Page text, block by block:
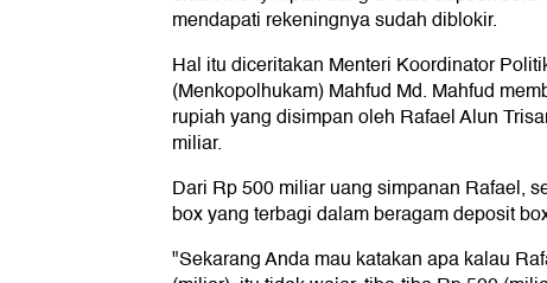
mendapati rekeningnya sudah diblokir.
Hal itu diceritakan Menteri Koordinator
(Menkopolhukam) Mahfud Md. Mahfud
rupiah yang disimpan oleh Rafael Alun
miliar.
Dari Rp 500 miliar uang simpanan Rafael,
box yang terbagi dalam beragam deposit
"Sekarang Anda mau katakan apa kalau